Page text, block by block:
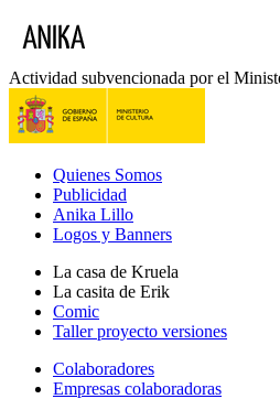
Actividad subvencionada por el
Quienes Somos
Publicidad
Anika Lillo
Logos y Banners
La casa de Kruela
La casita de Erik
Comic
Taller proyecto versiones
Colaboradores
Empresas colaboradoras